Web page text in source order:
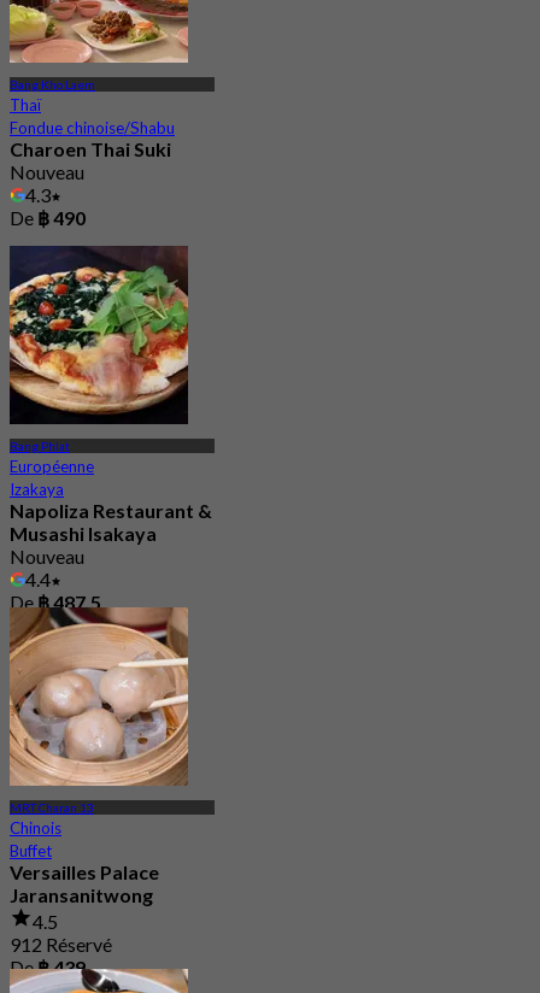
Bang Kho Laem
Thaï
Fondue chinoise/Shabu
Charoen Thai Suki
Nouveau
4.3
De ฿ 490
Bang Phlat
Européenne
Izakaya
Napoliza Restaurant &
Musashi Isakaya
Nouveau
4.4
De ฿ 487.5
MRT Charan 13
Chinois
Buffet
Versailles Palace
Jaransanitwong
4.5
912 Réservé
De฿ 439